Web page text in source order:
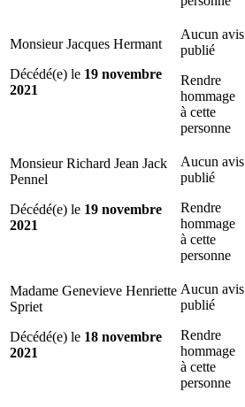
Monsieur Jacques Hermant
Décédé(e) le 19 novembre
2021
Aucun avis
publié
Rendre
hommage
à cette
personne
Monsieur Richard Jean Jack
Pennel
Décédé(e) le 19 novembre
2021
Aucun avis
publié
Rendre
hommage
à cette
personne
Madame Genevieve Henriette
Spriet
Décédé(e) le 18 novembre
2021
Aucun avis
publié
Rendre
hommage
à cette
personne